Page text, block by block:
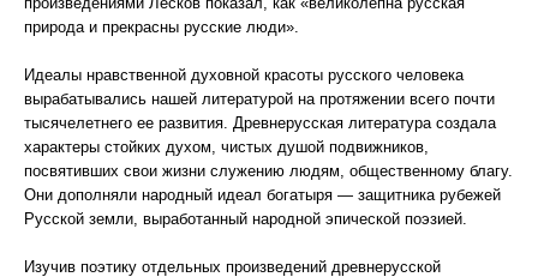
природа и прекрасны русские люди».
Идеалы нравственной духовной красоты русского человека
вырабатывались нашей литературой на протяжении всего почти
тысячелетнего ее развития. Древнерусская литература создала
характеры стойких духом, чистых душой подвижников,
посвятивших свои жизни служению людям, общественному благу.
Они дополняли народный идеал богатыря — защитника рубежей
Русской земли, выработанный народной эпической поэзией.
Изучив поэтику отдельных произведений древнерусской